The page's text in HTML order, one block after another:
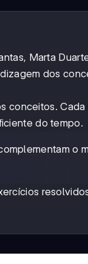
Marta
dos
conceitos. Cada
do tempo.
o